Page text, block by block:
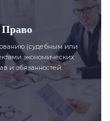
Право
(судебным или
экономических
и обязанностей.